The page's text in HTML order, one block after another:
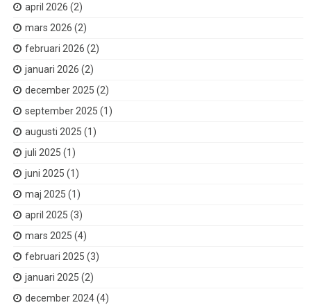
april 2026 (2)
mars 2026 (2)
februari 2026 (2)
januari 2026 (2)
december 2025 (2)
september 2025 (1)
augusti 2025 (1)
juli 2025 (1)
juni 2025 (1)
maj 2025 (1)
april 2025 (3)
mars 2025 (4)
februari 2025 (3)
januari 2025 (2)
december 2024(4)